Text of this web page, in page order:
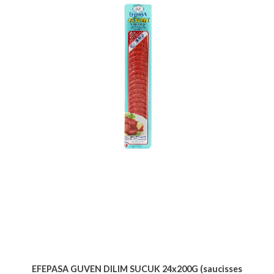
EFEPASA GUVEN DILIM SUCUK 24x200G (saucisses